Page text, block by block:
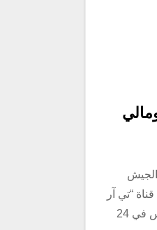
“تي آر
تي وورلد ناو” التركي، بحسب ما نقلت ترك برس في 24